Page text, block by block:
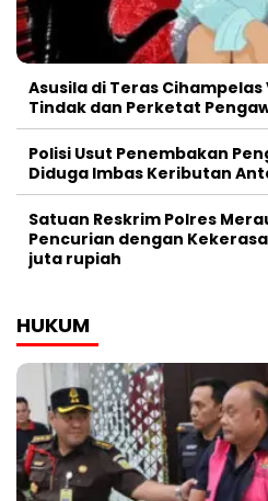
Asusila di Teras Cihampelas
Tindak dan Perketat
Polisi Usut Penembakan
Diduga Imbas Keributan
Satuan Reskrim Polres
Pencurian dengan
juta rupiah
HUKUM